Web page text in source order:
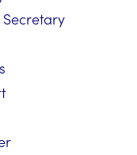
Secretary